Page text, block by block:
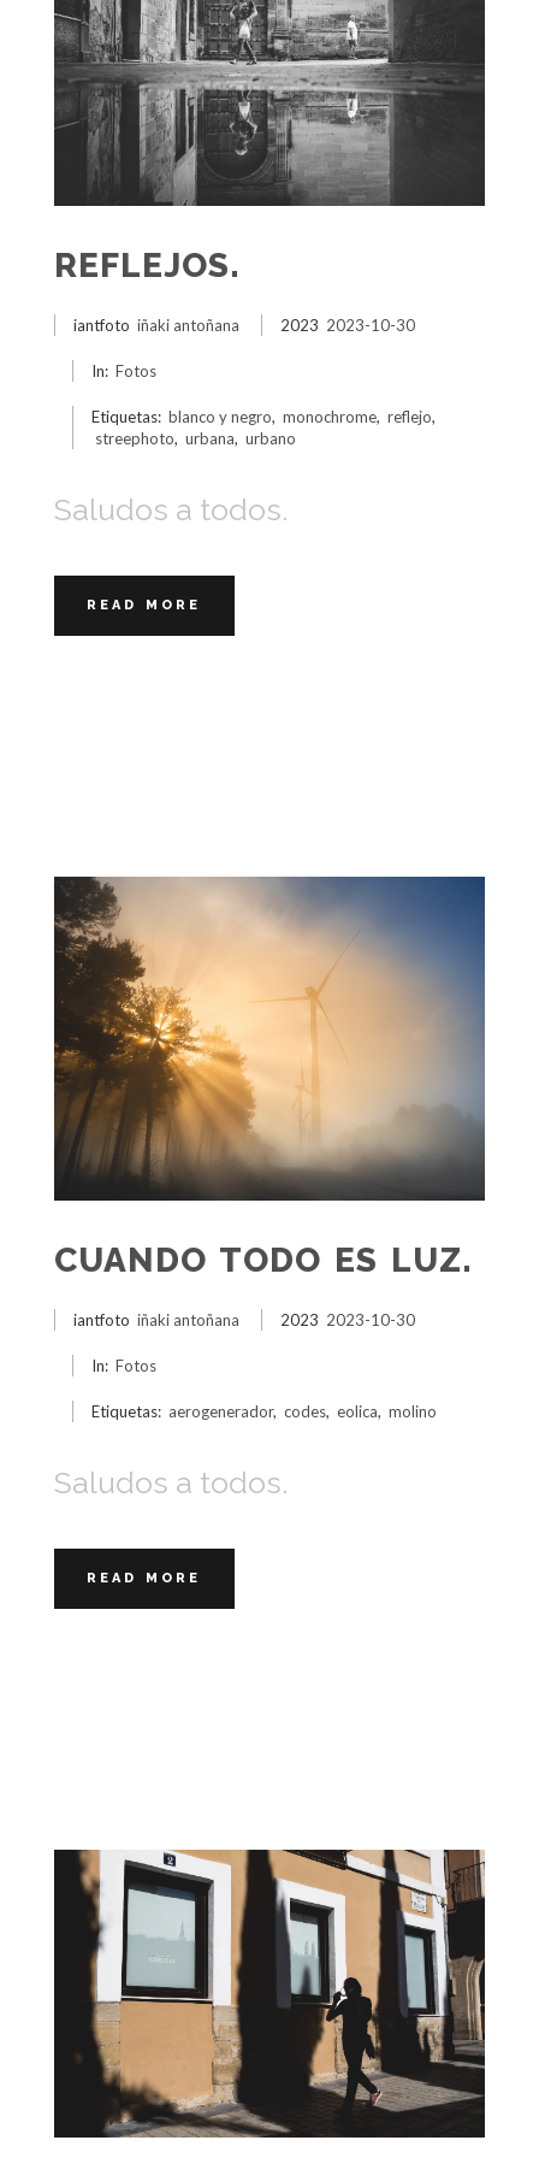
REFLEJOS.
iantfoto iñaki antoñana 2023 2023-10-30
In: Fotos
Etiquetas: blanco y negro, monochrome, reflejo,
streephoto, urbana, urbano
Saludos a todos.
READ MORE
CUANDO TODO ES LUZ.
iantfoto iñaki antoñana 2023 2023-10-30
In: Fotos
Etiquetas: aerogenerador, codes, eolica, molino
Saludos a todos.
READ MORE